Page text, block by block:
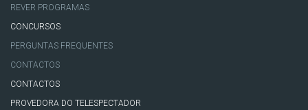
REVER PROGRAMAS
CONCURSOS
PERGUNTAS FREQUENTES
CONTACTOS
CONTACTOS
PROVEDORA DO TELESPECTADOR